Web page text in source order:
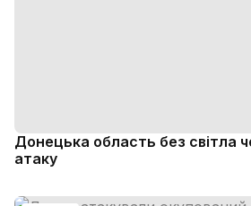
Донецька область без світла
атаку